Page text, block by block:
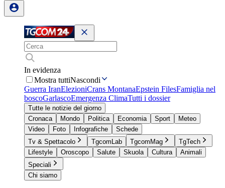
In evidenza
Mostra tuttiNascondi
Guerra IranElezioniCrans MontanaEpstein FilesFamiglia nel
boscoGarlascoEmergenza ClimaTutti i dossier
Tutte le notizie del giorno
Cronaca
Mondo Politica Economia Sport
Meteo
Video
Foto Infografiche
Schede
Tv & Spettacolo
TgcomLab TgcomMag
TgTech
Lifestyle
Oroscopo Salute Skuola Cultura
Animali
Speciali
Chi siamo